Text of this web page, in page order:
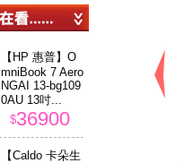
【HP 惠普】O
mniBook 7 Aero
NGAI 13-bg109
0AU 13吋...
$36900
【Caldo 卡朵生